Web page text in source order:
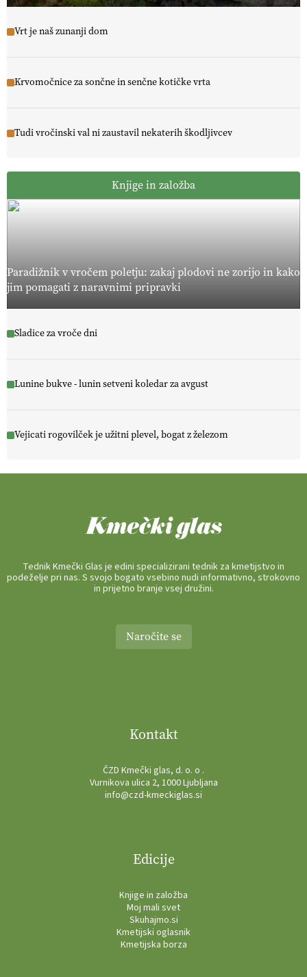
Vrt je naš zunanji dom
Krvomočnice za sončne in senčne kotičke vrta
Tudi vročinski val ni zaustavil nekaterih škodljivcev
Knjige in založba
Paradižnik v vročem poletju: zakaj plodovi ne zorijo in kako
jim pomagati z naravnimi pripravki
Sladice za vroče dni
Lunine bukve - lunin setveni koledar za avgust
Vejicati rogovilček je užitni plevel, bogat z železom
Tednik Kmečki Glas je edini specializirani tednik za kmetijstvo in
podeželje pri nas. S svojo bogato vsebino nudi informativno, strokovno
in prijetno branje vsej družini.
Naročite se
Kontakt
ČZD Kmečki glas, d. o. o .
Vurnikova ulica 2, 1000 Ljubljana
info@czd-kmeckiglas.si
Edicije
Knjige in založba
Moj mali svet
Skuhajmo.si
Kmetijski oglasnik
Kmetijska borza